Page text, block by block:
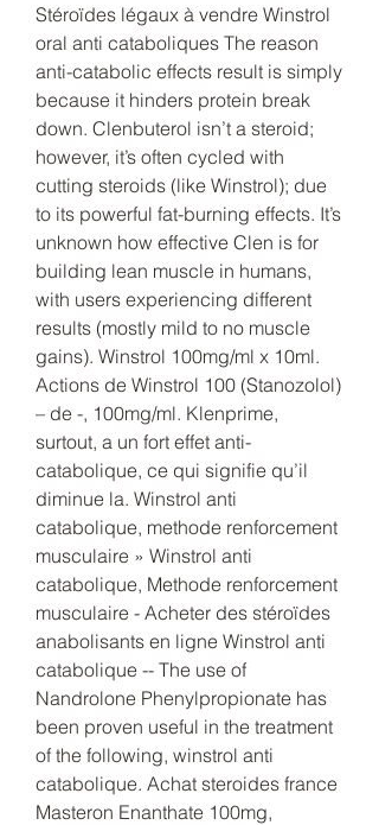
Stéroïdes légaux à vendre Winstrol
oral anti cataboliques The reason
anti-catabolic effects result is simply
because it hinders protein break
down. Clenbuterol isn’t a steroid;
however, it’s often cycled with
cutting steroids (like Winstrol); due
to its powerful fat-burning effects. It’s
unknown how effective Clen is for
building lean muscle in humans,
with users experiencing different
results (mostly mild to no muscle
gains). Winstrol 100mg/ml x 10ml.
Actions de Winstrol 100 (Stanozolol)
– de -, 100mg/ml. Klenprime,
surtout, a un fort effet anti-
catabolique, ce qui signifie qu’il
diminue la. Winstrol anti
catabolique, methode renforcement
musculaire » Winstrol anti
catabolique, Methode renforcement
musculaire - Acheter des stéroïdes
anabolisants en ligne Winstrol anti
catabolique -- The use of
Nandrolone Phenylpropionate has
been proven useful in the treatment
of the following, winstrol anti
catabolique. Achat steroides france
Masteron Enanthate 100mg,